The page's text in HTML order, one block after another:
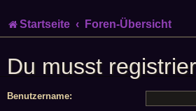
Startseite Foren-Übersicht
Du musst
Benutzername: